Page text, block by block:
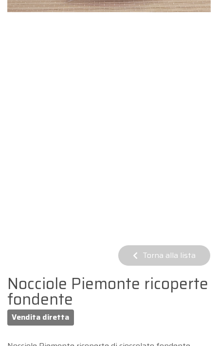
Torna alla lista
Nocciole Piemonte ricoperte
fondente
Vendita diretta